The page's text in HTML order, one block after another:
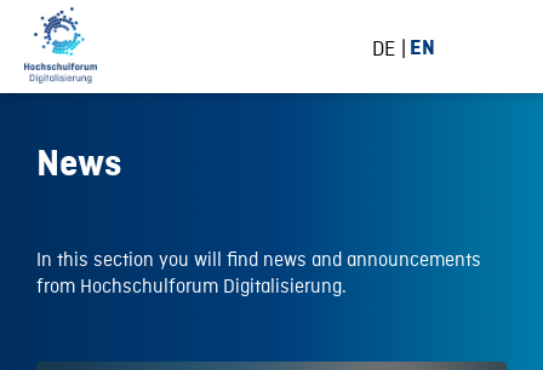
DE EN
News
In this section you will find news and announcements
from Hochschulforum Digitalisierung.